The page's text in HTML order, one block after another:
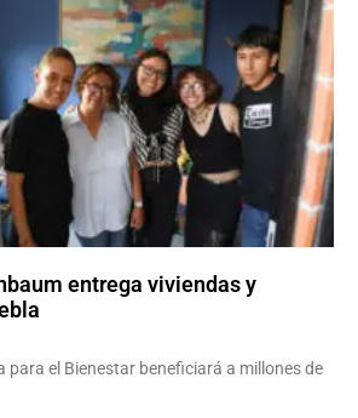
entrega viviendas y
para el Bienestar beneficiará a millones de